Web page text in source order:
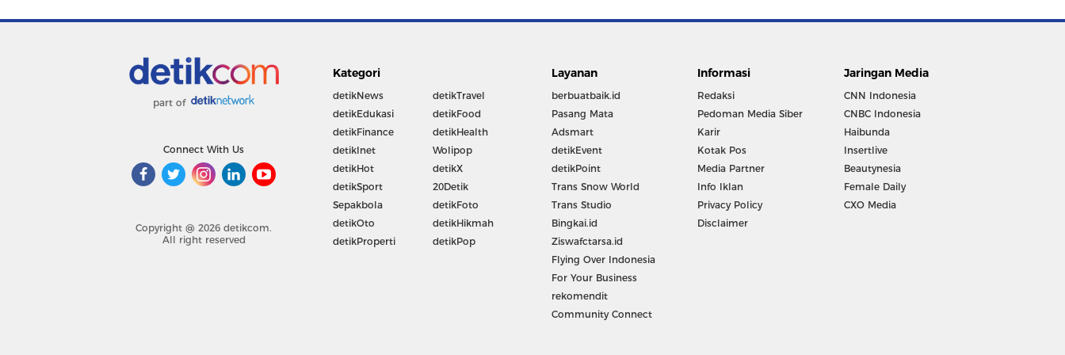
part of
Connect With Us
Copyright @ 2026 detikcom.
All right reserved
Kategori
detikNews
detikEdukasi
detikFinance
detikInet
detikHot
detikSport
Sepakbola
detikOto
detikProperti
detikTravel
detikFood
detikHealth
Wolipop
detikX
20Detik
detikFoto
detikHikmah
detikPop
Layanan
berbuatbaik.id
Pasang Mata
Adsmart
detikEvent
detikPoint
Trans Snow World
Trans Studio
Bingkai.id
Ziswafctarsa.id
Flying Over Indonesia
For Your Business
rekomendit
Community Connect
Informasi
Redaksi
Pedoman Media Siber
Karir
Kotak Pos
Media Partner
Info Iklan
Privacy Policy
Disclaimer
Jaringan Media
CNN Indonesia
CNBC Indonesia
Haibunda
Insertlive
Beautynesia
Female Daily
CXO Media